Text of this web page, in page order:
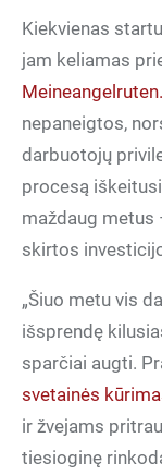
Kiekvienas
jam keliamas
nepaneigtos,
darbuotojų
procesą
maždaug metus
skirtos
„Šiuo metu vis
išsprendę
sparčiai augti.
svetainės
ir žvejams
tiesioginę